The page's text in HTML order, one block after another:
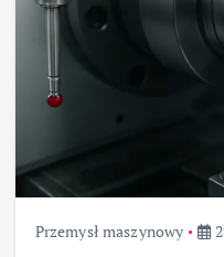
Przemysł maszynowy